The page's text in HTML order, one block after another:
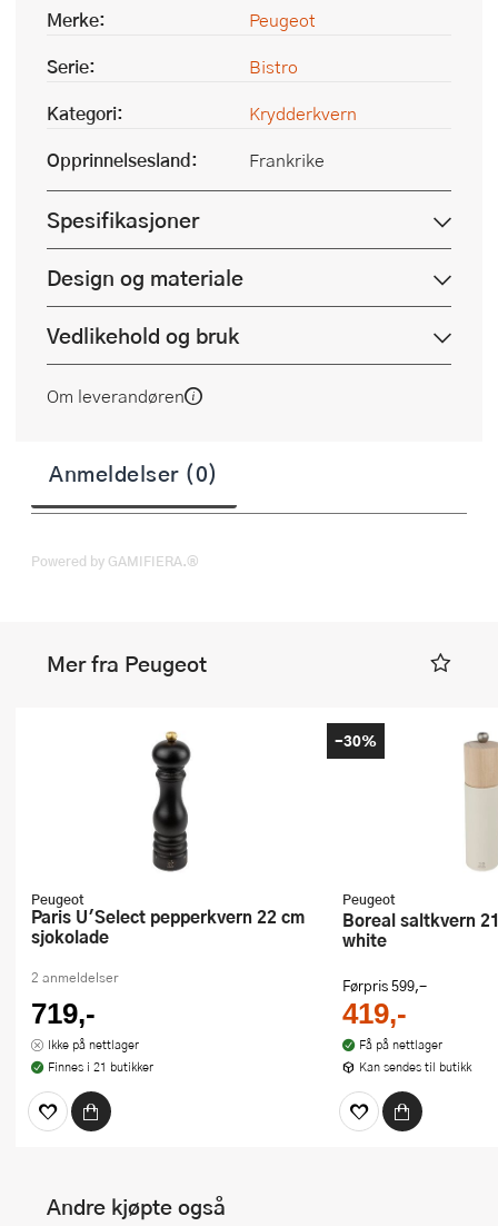
Merke:
Peugeot
Serie:
Bistro
Kategori:
Krydderkvern
Opprinnelsesland:
Frankrike
Spesifikasjoner
Design og materiale
Vedlikehold og bruk
Om leverandøren
Anmeldelser (0)
Powered by GAMIFIERA.®
Mer fra Peugeot
Peugeot
Paris U'Select pepperkvern 22 cm
sjokolade
2 anmeldelser
719,-
Ikke på nettlager
Finnes i 21 butikker
Peugeot
Boreal saltkvern 21 cm feather
white
Førpris599,-
419,-
Få på nettlager
Kan sendes til butikk
-30%
Andre kjøpte også